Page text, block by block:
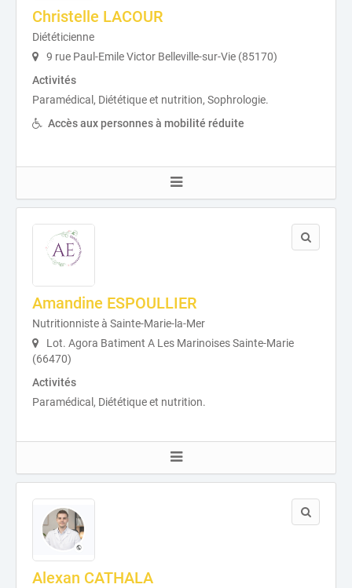
Christelle LACOUR
Diététicienne
9 rue Paul-Emile Victor Belleville-sur-Vie (85170)
Activités
Paramédical, Diététique et nutrition, Sophrologie.
Accès aux personnes à mobilité réduite
Amandine ESPOULLIER
Nutritionniste à Sainte-Marie-la-Mer
Lot. Agora Batiment A Les Marinoises Sainte-Marie
(66470)
Activités
Paramédical, Diététique et nutrition.
Alexan CATHALA